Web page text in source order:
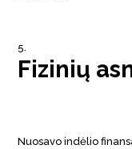
Fizinių
Nuosavo indėlio